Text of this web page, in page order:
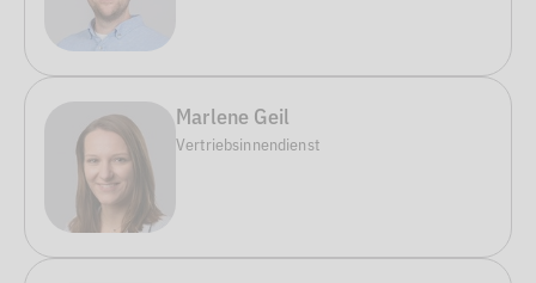
Marlene Geil
Vertriebsinnendienst